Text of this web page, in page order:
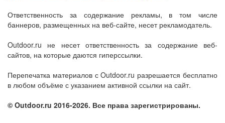
Ответственность за содержание рекламы, в том числе
баннеров, размещенных на веб-сайте, несет рекламодатель.
Outdoor.ru не несет ответственность за содержание веб-
сайтов, на которые даются гиперссылки.
Перепечатка материалов с Outdoor.ru разрешается бесплатно
в любом объёме с указанием активной ссылки на сайт.
© Outdoor.ru 2016-2026. Все права зарегистрированы.